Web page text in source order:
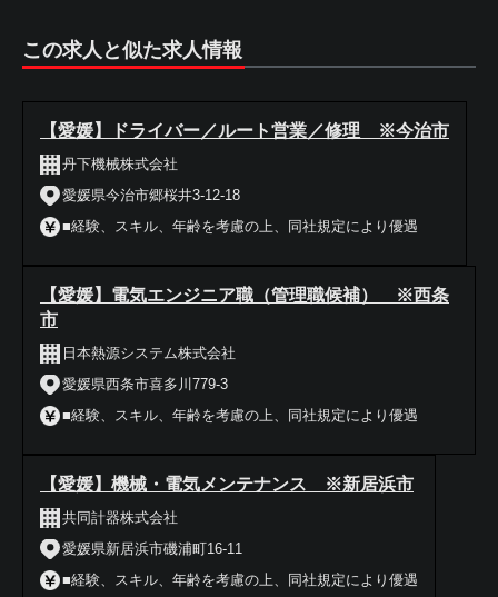
この求人と似た求人情報
【愛媛】ドライバー／ルート営業／修理 ※今治市
丹下機械株式会社
愛媛県今治市郷桜井3-12-18
■経験、スキル、年齢を考慮の上、同社規定により優遇
【愛媛】電気エンジニア職（管理職候補） ※西条
市
日本熱源システム株式会社
愛媛県西条市喜多川779-3
■経験、スキル、年齢を考慮の上、同社規定により優遇
【愛媛】機械・電気メンテナンス ※新居浜市
共同計器株式会社
愛媛県新居浜市磯浦町16-11
■経験、スキル、年齢を考慮の上、同社規定により優遇